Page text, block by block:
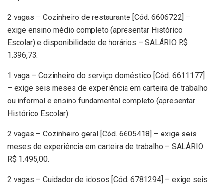
2 vagas – Cozinheiro de restaurante [Cód. 6606722] –
exige ensino médio completo (apresentar Histórico
Escolar) e disponibilidade de horários – SALÁRIO R$
1.396,73.
1 vaga – Cozinheiro do serviço doméstico [Cód. 6611177]
– exige seis meses de experiência em carteira de trabalho
ou informal e ensino fundamental completo (apresentar
Histórico Escolar).
2 vagas – Cozinheiro geral [Cód. 6605418] – exige seis
meses de experiência em carteira de trabalho – SALÁRIO
R$ 1.495,00.
2 vagas – Cuidador de idosos [Cód. 6781294] – exige seis